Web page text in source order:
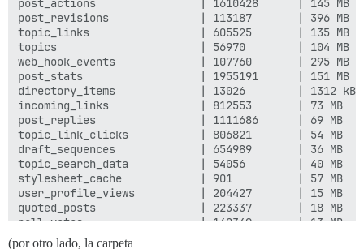
(por otro lado, la carpeta